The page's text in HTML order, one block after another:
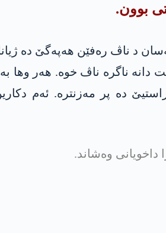
بوون.
رۆژن کو پەکەکە ھاتیە ھلوەشاندن. و ھاتیە راگھاندن کو د ڤان 140 رۆژان دە
دانە ناگرە ناڤ خوە. ھەر وھا
دە پر مەزنترە. ئەم